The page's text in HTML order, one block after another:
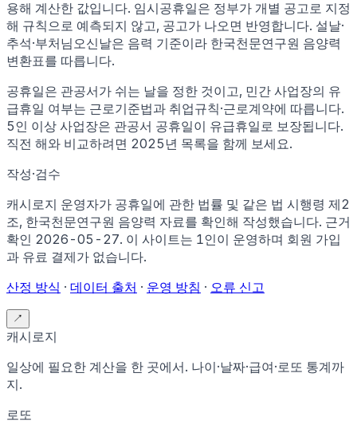
용해 계산한 값입니다. 임시공휴일은 정부가 개별 공고로 지정
해 규칙으로 예측되지 않고, 공고가 나오면 반영합니다. 설날·
추석·부처님오신날은 음력 기준이라 한국천문연구원 음양력
변환표를 따릅니다.
공휴일은 관공서가 쉬는 날을 정한 것이고, 민간 사업장의 유
급휴일 여부는 근로기준법과 취업규칙·근로계약에 따릅니다.
5인 이상 사업장은 관공서 공휴일이 유급휴일로 보장됩니다.
직전 해와 비교하려면 2025 년 목록을 함께 보세요.
작성·검수
캐시로지 운영자가 공휴일에 관한 법률 및 같은 법 시행령 제2
조, 한국천문연구원 음양력 자료를 확인해 작성했습니다. 근거
확인 2026-05-27. 이 사이트는 1인이 운영하며 회원 가입
과 유료 결제가 없습니다.
산정 방식 · 데이터 출처 · 운영 방침 · 오류 신고
↗
캐시로지
일상에 필요한 계산을 한 곳에서. 나이·날짜·급여·로또 통계까
지.
로또